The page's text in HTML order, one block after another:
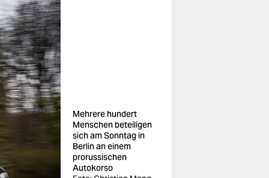
Mehrere hundert
Menschen beteiligen
sich am Sonntag in
Berlin an einem
prorussischen
Autokorso